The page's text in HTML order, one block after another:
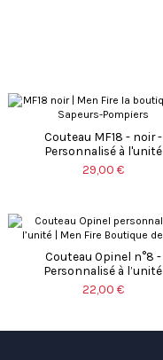
Couteau MF18 - noir -
Personnalisé à l'unité
29,00 €
Couteau Opinel n°8 -
Personnalisé à l’unité
22,00 €